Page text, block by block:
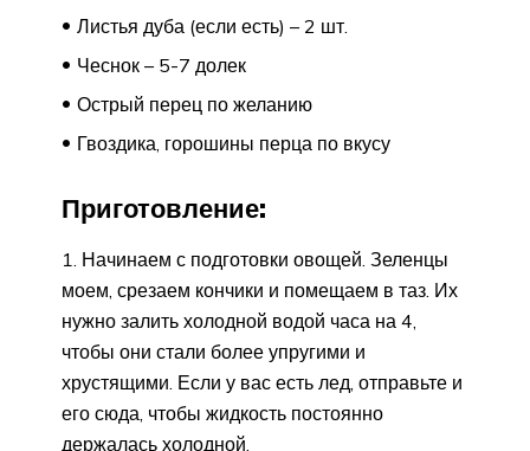
Листья дуба (если есть) – 2 шт.
Чеснок – 5-7 долек
Острый перец по желанию
Гвоздика, горошины перца по вкусу
Приготовление:
1. Начинаем с подготовки овощей. Зеленцы
моем, срезаем кончики и помещаем в таз. Их
нужно залить холодной водой часа на 4,
чтобы они стали более упругими и
хрустящими. Если у вас есть лед, отправьте и
его сюда, чтобы жидкость постоянно
держалась холодной.